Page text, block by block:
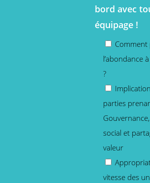
bord avec
équipage !
Comment
l’abondance
?
parties
social et
valeur
vitesse des